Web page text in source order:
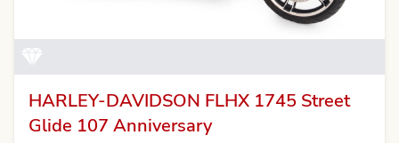
HARLEY-DAVIDSON FLHX 1745 Street
Glide 107 Anniversary